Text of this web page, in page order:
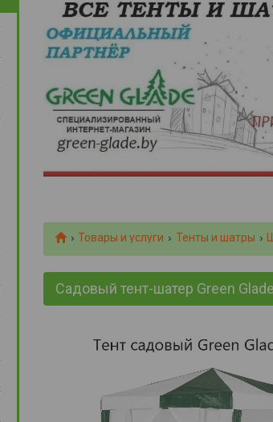
Товары и услуги Тенты и шатры
Садовый тент-шатер Green